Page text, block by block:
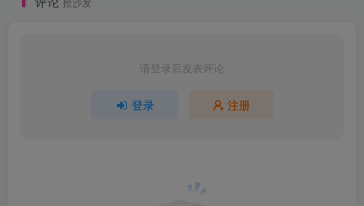
请登录后发表评论
登录 注册